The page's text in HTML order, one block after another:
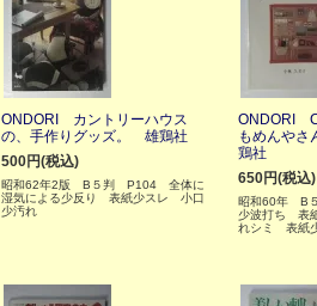
ONDORI カントリーハウス
の、手作りグッズ。 雄鶏社
500円(税込)
昭和62年2版 B５判 P104 全体に
湿気による少反り 表紙少スレ 小口
少汚れ
ONDORI
もめんや
鶏社
650円(税込)
昭和60年 B
少波打ち 表
れシミ 表紙